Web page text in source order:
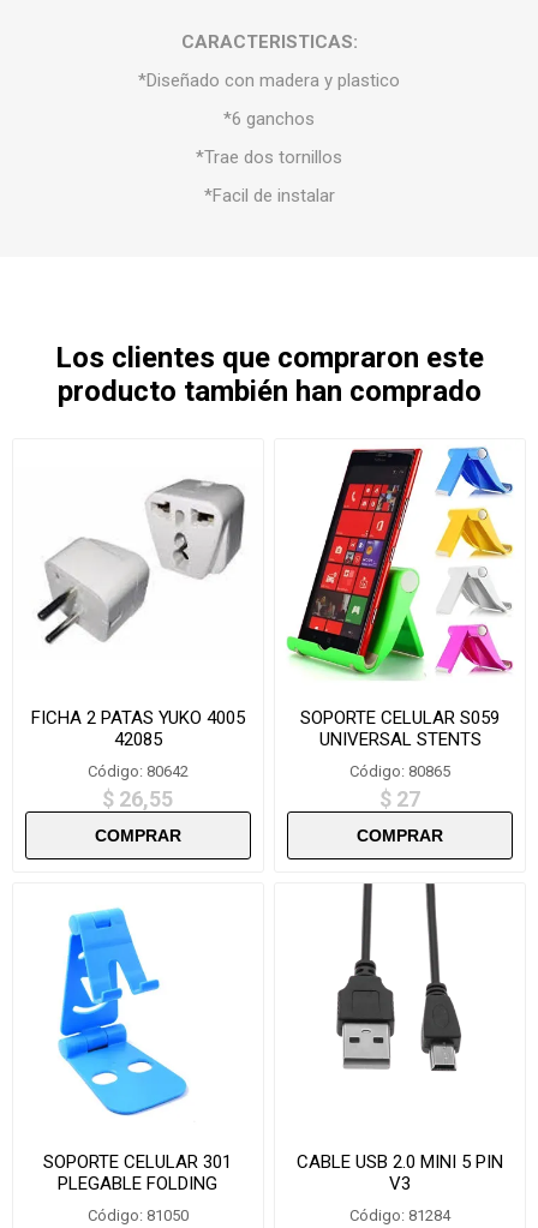
CARACTERISTICAS:
*Diseñado con madera y plastico
*6 ganchos
*Trae dos tornillos
*Facil de instalar
Los clientes que compraron este
producto también han comprado
FICHA 2 PATAS YUKO 4005
42085
Código: 80642
$ 26,55
SOPORTE CELULAR S059
UNIVERSAL STENTS
Código: 80865
$ 27
SOPORTE CELULAR 301
PLEGABLE FOLDING
BRACKET
Código: 81050
CABLE USB 2.0 MINI 5 PIN
V3
Código: 81284